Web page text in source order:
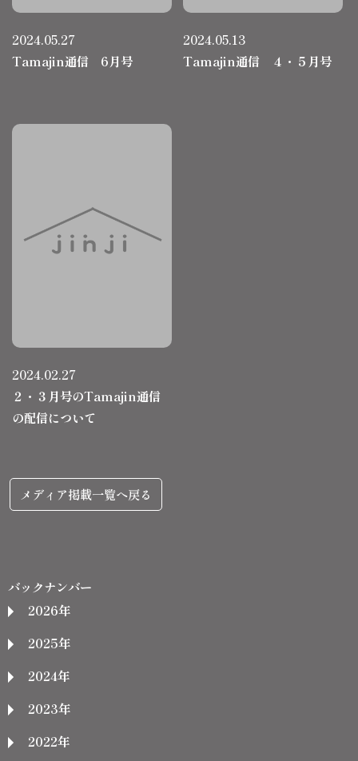
2024.05.27
Tamajin通信 6月号
2024.05.13
Tamajin通信 ４・５月号
2024.02.27
２・３月号のTamajin通信
の配信について
メディア掲載一覧へ戻る
バックナンバー
2026年
2025年
2024年
2023年
2022年